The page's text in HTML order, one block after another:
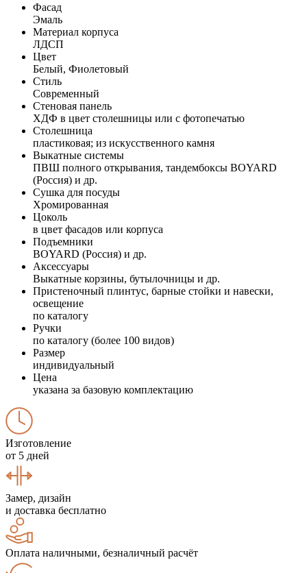
Фасад
Эмаль
Материал корпуса
ЛДСП
Цвет
Белый, Фиолетовый
Стиль
Современный
Стеновая панель
ХДФ в цвет столешницы или с фотопечатью
Столешница
пластиковая; из искусственного камня
Выкатные системы
ПВШ полного открывания, тандембоксы BOYARD
(Россия) и др.
Сушка для посуды
Хромированная
Цоколь
в цвет фасадов или корпуса
Подъемники
BOYARD (Россия) и др.
Аксессуары
Выкатные корзины, бутылочницы и др.
Пристеночный плинтус, барные стойки и навески,
освещение
по каталогу
Ручки
по каталогу (более 100 видов)
Размер
индивидуальный
Цена
указана за базовую комплектацию
Изготовление
от 5 дней
Замер, дизайн
и доставка бесплатно
Оплата наличными, безналичный расчёт